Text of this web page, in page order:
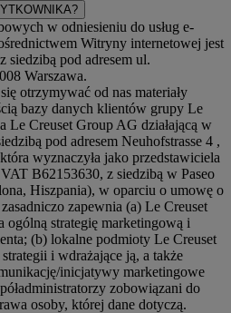
w odniesieniu do usług e-
Witryny internetowej jest
siedzibą pod adresem ul.
Warszawa.
otrzymywać od nas materiały
bazy danych klientów grupy Le
Le Creuset Group AG działającą w
pod adresem Neuhofstrasse 4 ,
wyznaczyła jako przedstawiciela
B62153630, z siedzibą w Paseo
Hiszpania), w oparciu o umowę o
zapewnia (a) Le Creuset
strategię marketingową i
(b) lokalne podmioty Le Creuset
i wdrażające ją, a także
inicjatywy marketingowe
zobowiązani do
osoby, której dane dotyczą.